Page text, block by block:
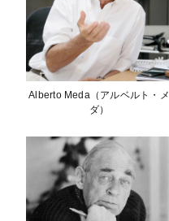
Alberto Meda（アルベルト・メ
ダ）